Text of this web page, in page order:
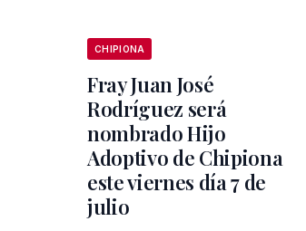
CHIPIONA
Fray Juan José
Rodríguez será
nombrado Hijo
Adoptivo de Chipiona
este viernes día 7 de
julio